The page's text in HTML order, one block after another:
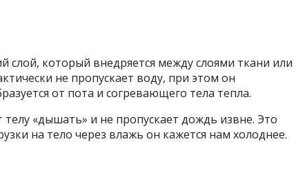
который внедряется между слоями ткани или
не пропускает воду, при этом он
от пота и согревающего тела тепла.
«дышать» и не пропускает дождь извне. Это
на тело через влажь он кажется нам холоднее.